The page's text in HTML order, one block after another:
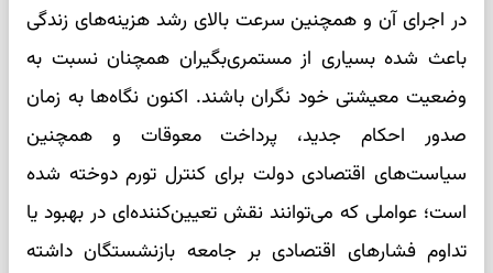
در اجرای آن و همچنین سرعت بالای رشد هزینه‌های زندگی
باعث شده بسیاری از مستمری‌بگیران همچنان نسبت به
وضعیت معیشتی خود نگران باشند. اکنون نگاه‌ها به زمان
صدور احکام جدید، پرداخت معوقات و همچنین
سیاست‌های اقتصادی دولت برای کنترل تورم دوخته شده
است؛ عواملی که می‌توانند نقش تعیین‌کننده‌ای در بهبود یا
تداوم فشارهای اقتصادی بر جامعه بازنشستگان داشته